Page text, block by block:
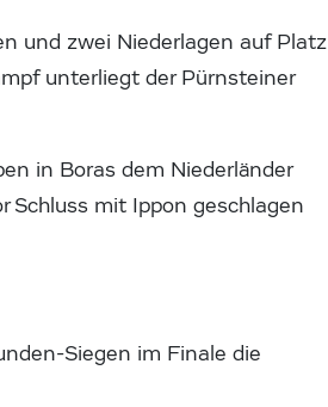
und zwei Niederlagen auf Platz
unterliegt der Pürnsteiner
in Boras dem Niederländer
Schluss mit Ippon geschlagen
Siegen im Finale die